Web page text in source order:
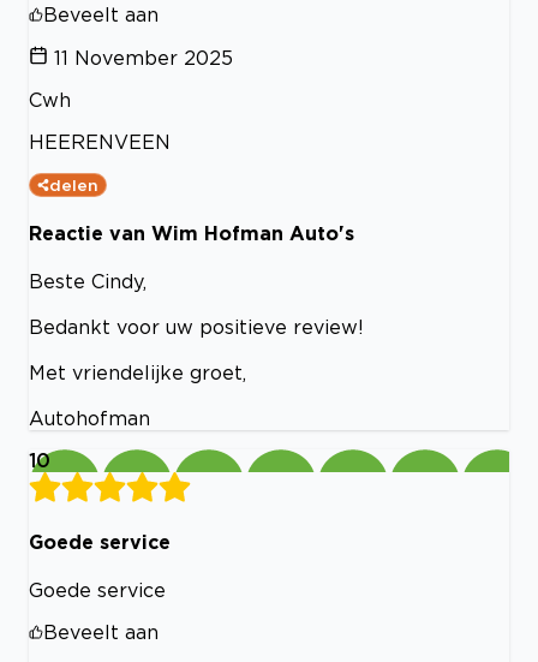
Beveelt aan
11 November 2025
Cwh
HEERENVEEN
delen
Reactie van Wim Hofman Auto's
Beste Cindy,
Bedankt voor uw positieve review!
Met vriendelijke groet,
Autohofman
10
Goede service
Goede service
Beveelt aan